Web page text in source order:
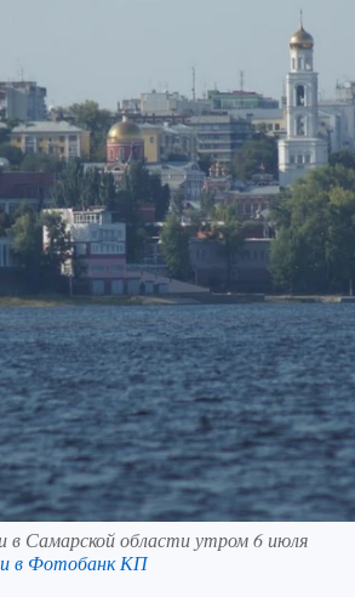
в Самарской области утром 6 июля
в Фотобанк КП